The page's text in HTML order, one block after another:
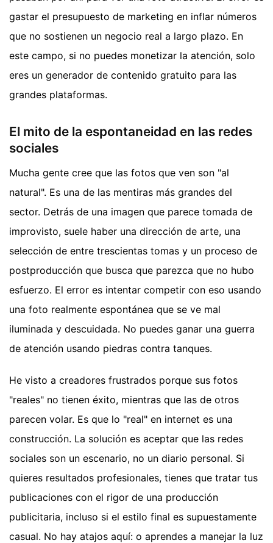
gastar el presupuesto de marketing en inflar números
que no sostienen un negocio real a largo plazo. En
este campo, si no puedes monetizar la atención, solo
eres un generador de contenido gratuito para las
grandes plataformas.
El mito de la espontaneidad en las redes
sociales
Mucha gente cree que las fotos que ven son "al
natural". Es una de las mentiras más grandes del
sector. Detrás de una imagen que parece tomada de
improvisto, suele haber una dirección de arte, una
selección de entre trescientas tomas y un proceso de
postproducción que busca que parezca que no hubo
esfuerzo. El error es intentar competir con eso usando
una foto realmente espontánea que se ve mal
iluminada y descuidada. No puedes ganar una guerra
de atención usando piedras contra tanques.
He visto a creadores frustrados porque sus fotos
"reales" no tienen éxito, mientras que las de otros
parecen volar. Es que lo "real" en internet es una
construcción. La solución es aceptar que las redes
sociales son un escenario, no un diario personal. Si
quieres resultados profesionales, tienes que tratar tus
publicaciones con el rigor de una producción
publicitaria, incluso si el estilo final es supuestamente
casual. No hay atajos aquí: o aprendes a manejar la luz